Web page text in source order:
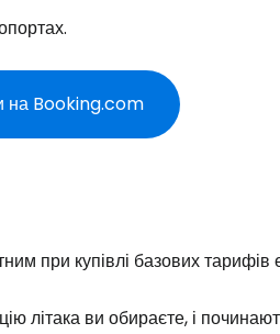
на Booking.com
при купівлі базових
літака ви обираєте, і